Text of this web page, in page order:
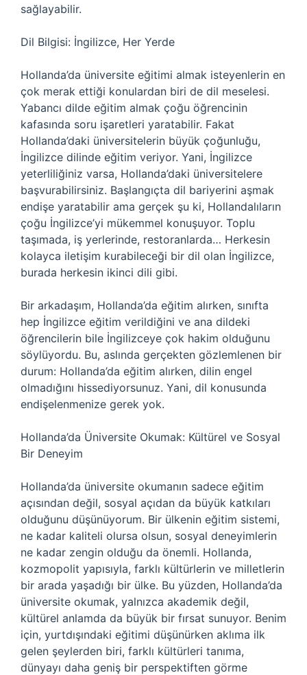
sağlayabilir.
Dil Bilgisi: İngilizce, Her Yerde
Hollanda’da üniversite eğitimi almak isteyenlerin en
çok merak ettiği konulardan biri de dil meselesi.
Yabancı dilde eğitim almak çoğu öğrencinin
kafasında soru işaretleri yaratabilir. Fakat
Hollanda’daki üniversitelerin büyük çoğunluğu,
İngilizce dilinde eğitim veriyor. Yani, İngilizce
yeterliliğiniz varsa, Hollanda’daki üniversitelere
başvurabilirsiniz. Başlangıçta dil bariyerini aşmak
endişe yaratabilir ama gerçek şu ki, Hollandalıların
çoğu İngilizce’yi mükemmel konuşuyor. Toplu
taşımada, iş yerlerinde, restoranlarda… Herkesin
kolayca iletişim kurabileceği bir dil olan İngilizce,
burada herkesin ikinci dili gibi.
Bir arkadaşım, Hollanda’da eğitim alırken, sınıfta
hep İngilizce eğitim verildiğini ve ana dildeki
öğrencilerin bile İngilizceye çok hakim olduğunu
söylüyordu. Bu, aslında gerçekten gözlemlenen bir
durum: Hollanda’da eğitim alırken, dilin engel
olmadığını hissediyorsunuz. Yani, dil konusunda
endişelenmenize gerek yok.
Hollanda’da Üniversite Okumak: Kültürel ve Sosyal
Bir Deneyim
Hollanda’da üniversite okumanın sadece eğitim
açısından değil, sosyal açıdan da büyük katkıları
olduğunu düşünüyorum. Bir ülkenin eğitim sistemi,
ne kadar kaliteli olursa olsun, sosyal deneyimlerin
ne kadar zengin olduğu da önemli. Hollanda,
kozmopolit yapısıyla, farklı kültürlerin ve milletlerin
bir arada yaşadığı bir ülke. Bu yüzden, Hollanda’da
üniversite okumak, yalnızca akademik değil,
kültürel anlamda da büyük bir fırsat sunuyor. Benim
için, yurtdışındaki eğitimi düşünürken aklıma ilk
gelen şeylerden biri, farklı kültürleri tanıma,
dünyayı daha geniş bir perspektiften görme